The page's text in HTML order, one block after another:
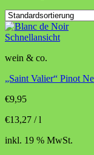
Schnellansicht
wein & co.
„Saint Valier“ Pinot
€9,95
€13,27 /l
inkl. 19 % MwSt.